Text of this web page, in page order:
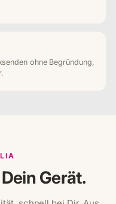
ohne Begründung,
Gerät.